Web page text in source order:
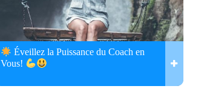
Éveillez la Puissance du Coach en
Vous!